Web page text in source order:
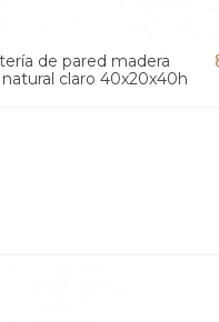
de pared madera
claro 40x20x40h